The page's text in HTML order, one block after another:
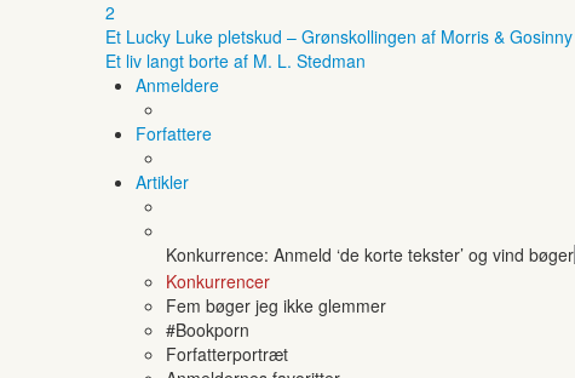
2
Et Lucky Luke pletskud – Grønskollingen af Morris & Gosinny
Et liv langt borte af M. L. Stedman
Anmeldere
Forfattere
Artikler
Konkurrence: Anmeld ‘de korte tekster’ og vind bøger
Konkurrencer
Fem bøger jeg ikke glemmer
#Bookporn
Forfatterportræt